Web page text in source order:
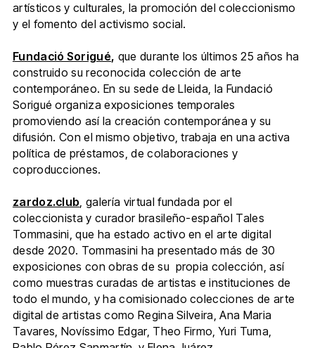
artísticos y culturales, la promoción del coleccionismo
y el fomento del activismo social.
Fundació Sorigué, que durante los últimos 25 años ha
construido su reconocida colección de arte
contemporáneo. En su sede de Lleida, la Fundació
Sorigué organiza exposiciones temporales
promoviendo así la creación contemporánea y su
difusión. Con el mismo objetivo, trabaja en una activa
política de préstamos, de colaboraciones y
coproducciones.
zardoz.club, galería virtual fundada por el
coleccionista y curador brasileño-español Tales
Tommasini, que ha estado activo en el arte digital
desde 2020. Tommasini ha presentado más de 30
exposiciones con obras de su propia colección, así
como muestras curadas de artistas e instituciones de
todo el mundo, y ha comisionado colecciones de arte
digital de artistas como Regina Silveira, Ana Maria
Tavares, Novíssimo Edgar, Theo Firmo, Yuri Tuma,